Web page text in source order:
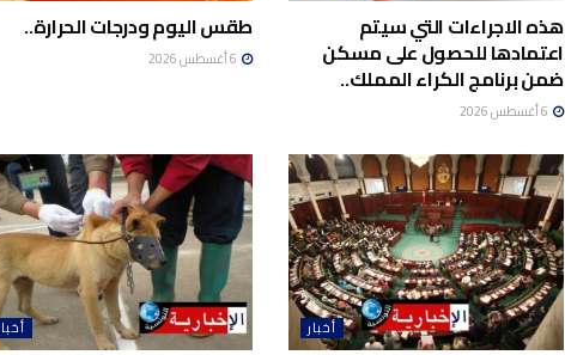
هذه الاجراءات التي سيتم
اعتمادها للحصول على مسكن
ضمن برنامج الكراء المملك..
طقس اليوم ودرجات الحرارة..
أخبار